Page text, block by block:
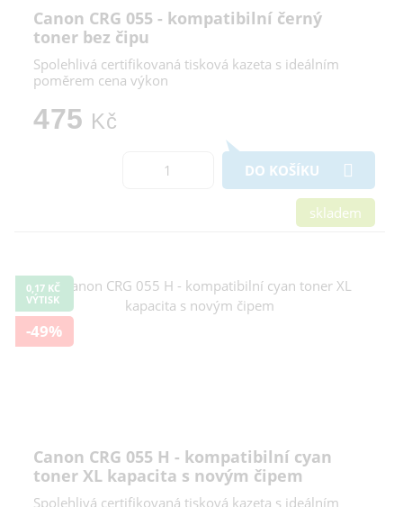
Canon CRG 055 - kompatibilní černý
toner bez čipu
Spolehlivá certifikovaná tisková kazeta s ideálním
poměrem cena výkon
475 Kč
DO KOŠÍKU
skladem
0,17 KČ
VÝTISK
-49%
Canon CRG 055 H - kompatibilní cyan
toner XL kapacita s novým čipem
Spolehlivá certifikovaná tisková kazeta s ideálním